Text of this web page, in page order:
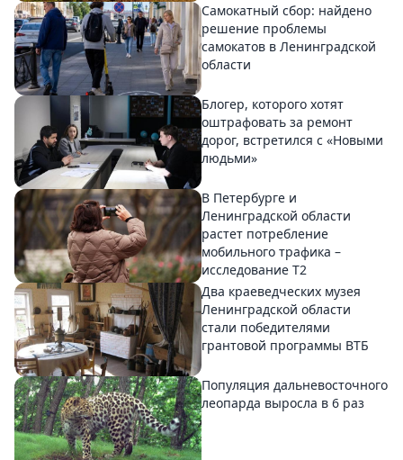
Самокатный сбор: найдено
решение проблемы
самокатов в Ленинградской
области
Блогер, которого хотят
оштрафовать за ремонт
дорог, встретился с «Новыми
людьми»
В Петербурге и
Ленинградской области
растет потребление
мобильного трафика –
исследование T2
Два краеведческих музея
Ленинградской области
стали победителями
грантовой программы ВТБ
Популяция дальневосточного
леопарда выросла в 6 раз